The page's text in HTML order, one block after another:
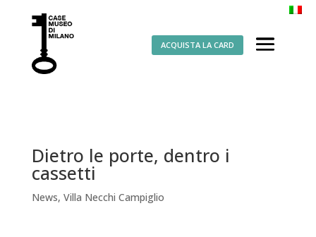
ACQUISTA LA CARD
Dietro le porte, dentro i
cassetti
News, Villa Necchi Campiglio